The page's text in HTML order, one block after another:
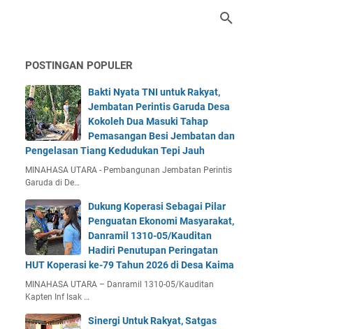
POSTINGAN POPULER
Bakti Nyata TNI untuk Rakyat,
Jembatan Perintis Garuda Desa
Kokoleh Dua Masuki Tahap
Pemasangan Besi Jembatan dan
Pengelasan Tiang Kedudukan Tepi Jauh
MINAHASA UTARA - Pembangunan Jembatan Perintis
Garuda di De…
Dukung Koperasi Sebagai Pilar
Penguatan Ekonomi Masyarakat,
Danramil 1310-05/Kauditan
Hadiri Penutupan Peringatan
HUT Koperasi ke-79 Tahun 2026 di Desa Kaima
MINAHASA UTARA – Danramil 1310-05/Kauditan
Kapten Inf Isak …
Sinergi Untuk Rakyat, Satgas